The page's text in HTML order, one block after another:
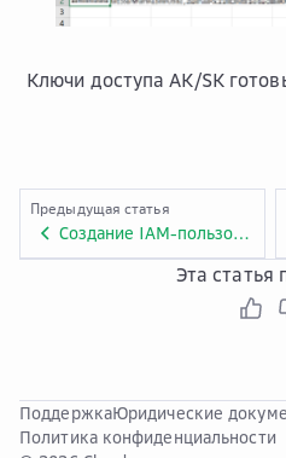
Ключи доступа AK/SK
Предыдущая статья
Создание IAM-пользователя
Эта статья
ПоддержкаЮридические
Политика конфиденциальности